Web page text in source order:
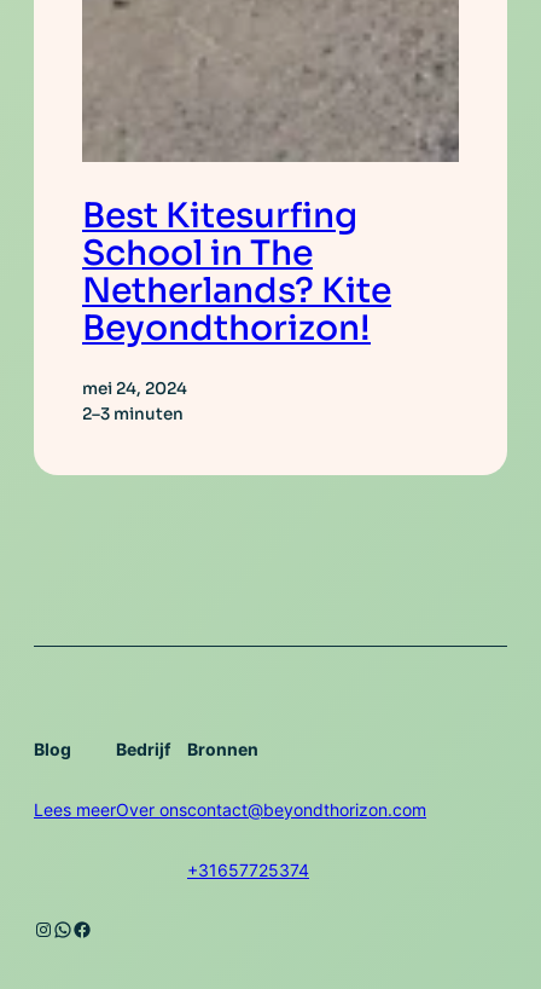
Best Kitesurfing
School in The
Netherlands? Kite
Beyondthorizon!
mei 24, 2024
2–3 minuten
Blog
Lees meer
Bedrijf
Over ons
Bronnen
contact@beyondthorizon.com
+31657725374
Instagram
WhatsApp
Facebook